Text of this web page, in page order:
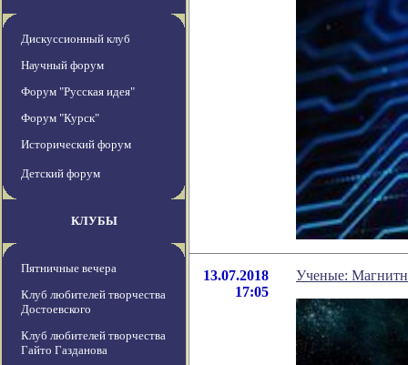
Дискуссионный клуб
Научный форум
Форум "Русская идея"
Форум "Курск"
Исторический форум
Детский форум
КЛУБЫ
Пятничные вечера
Клуб любителей творчества
Достоевского
Клуб любителей творчества
Гайто Газданова
13.07.2018
17:05
Ученые: